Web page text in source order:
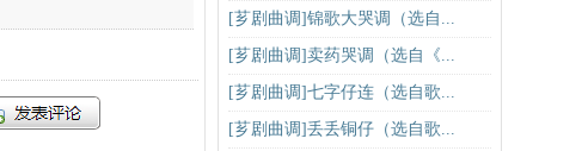
[芗剧曲调]锦歌大哭调（选自...
[芗剧曲调]卖药哭调（选自《...
[芗剧曲调]七字仔连（选自歌...
[芗剧曲调]丢丢铜仔（选自歌...